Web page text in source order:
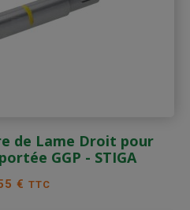
de Lame Droit pour
GGP - STIGA
€ TTC